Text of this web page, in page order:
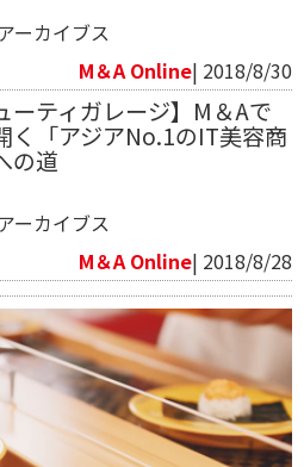
ーカイブス
M＆A Online| 2018/8/30
ーティガレージ】M＆Aで
く「アジアNo.1のIT美容商
の道
ーカイブス
M＆A Online| 2018/8/28